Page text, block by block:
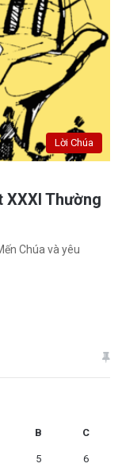
Lời Chúa
XXXI Thường
Chúa và yêu
B C
5 6